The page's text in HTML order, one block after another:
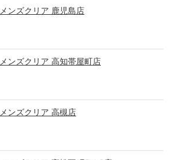
メンズクリア 鹿児島店
メンズクリア 高知帯屋町店
メンズクリア 高槻店